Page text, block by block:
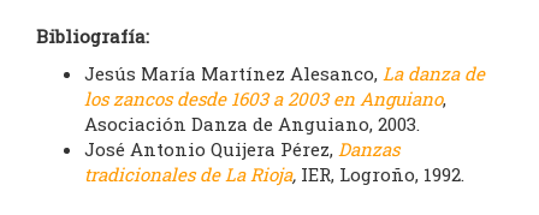
Bibliografía:
Jesús María Martínez Alesanco, La danza de
los zancos desde 1603 a 2003 en Anguiano,
Asociación Danza de Anguiano, 2003.
José Antonio Quijera Pérez, Danzas
tradicionales de La Rioja, IER, Logroño, 1992.